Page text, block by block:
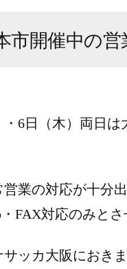
市開催中の営
・6日（木）両日
営業の対応が十分
FAX対応のみとさ
サッカ大阪におき